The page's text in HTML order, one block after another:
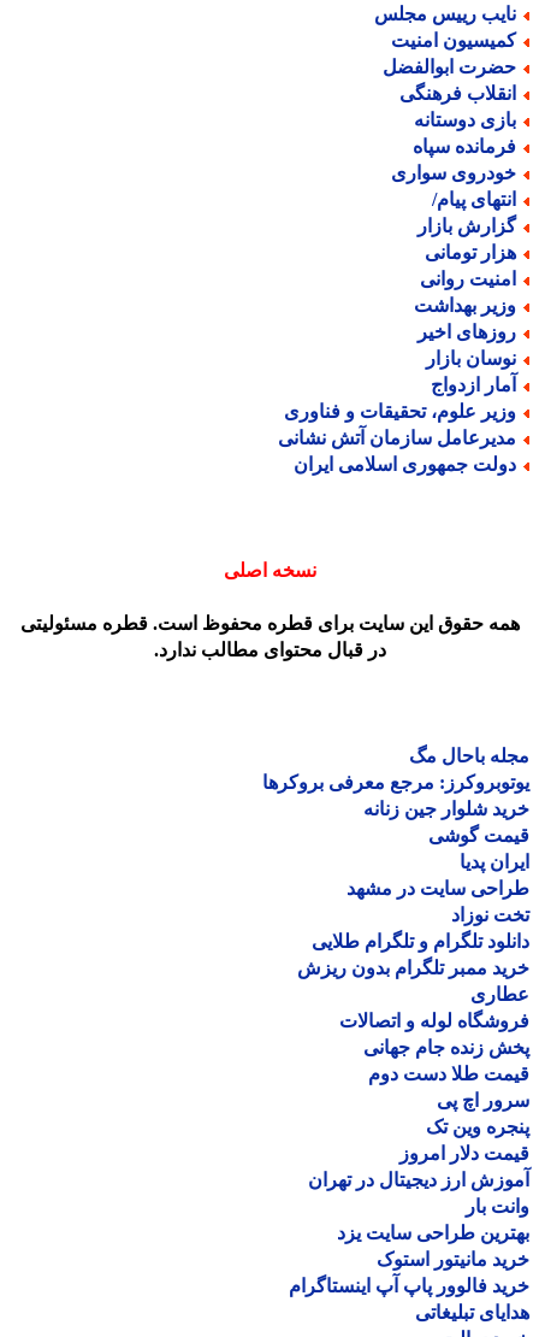
رییس مجلس
امنیت
ابوالفضل
فرهنگی
دوستانه
سپاه
سواری
پیام/
بازار
تومانی
روانی
بهداشت
اخیر
بازار
ازدواج
علوم، تحقیقات و فناوری
سازمان آتش نشانی
جمهوری اسلامی ایران
نسخه اصلی
حقوق این سایت برای قطره محفوظ است. قطره مسئولیتی
در قبال محتوای مطالب ندارد.
باحال مگ
مرجع معرفی بروکرها
شلوار جین زنانه
گوشی
پدیا
سایت در مشهد
نوزاد
تلگرام و تلگرام طلایی
ممبر تلگرام بدون ریزش
لوله و اتصالات
زنده جام جهانی
طلا دست دوم
اچ پی
وین تک
دلار امروز
ارز دیجیتال در تهران
بار
طراحی سایت یزد
مانیتور استوک
فالوور پاپ آپ اینستاگرام
تبلیغاتی